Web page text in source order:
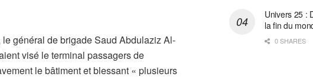
général de brigade Saud Abdulaziz Al-
visé le terminal passagers de
le bâtiment et blessant « plusieurs
Univers 25 :
la fin du
0 SHARES